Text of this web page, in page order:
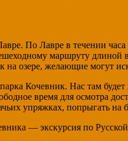
По Лавре в течении
маршруту длиной
озере, желающие могут
Кочевник. Нас там
время для осмотра
упряжках, попрыгать на
— экскурсия по